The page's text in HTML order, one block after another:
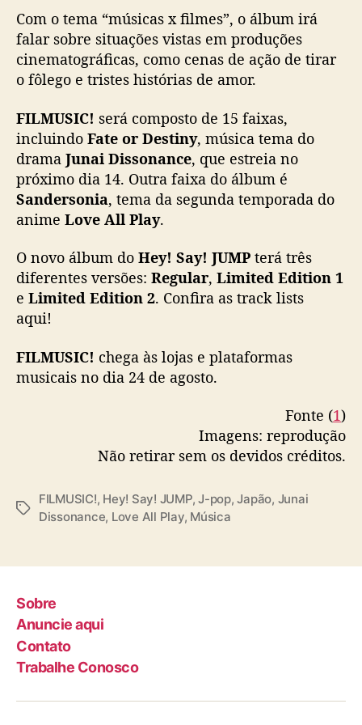
á
b
u
m
a
i
e
g
t
o
d
0
Com o tema “músicas x filmes”, o álbum irá
falar sobre situações vistas em produções
cinematográficas, como cenas de ação de tirar
o fôlego e tristes histórias de amor.
FILMUSIC! será composto de 15 faixas,
incluindo Fate or Destiny, música tema do
drama Junai Dissonance, que estreia no
próximo dia 14. Outra faixa do álbum é
Sandersonia, tema da segunda temporada do
anime Love All Play.
O novo álbum do Hey! Say! JUMP terá três
diferentes versões: Regular, Limited Edition 1
e Limited Edition 2. Confira as track lists
aqui!
FILMUSIC! chega às lojas e plataformas
musicais no dia 24 de agosto.
Fonte (1)
Imagens: reprodução
Não retirar sem os devidos créditos.
T
FILMUSIC!, Hey! Say! JUMP,J-pop,Japão, Junai
Dissonance, Love All Play, Música
Sobre
Anuncie aqui
Contato
Trabalhe Conosco